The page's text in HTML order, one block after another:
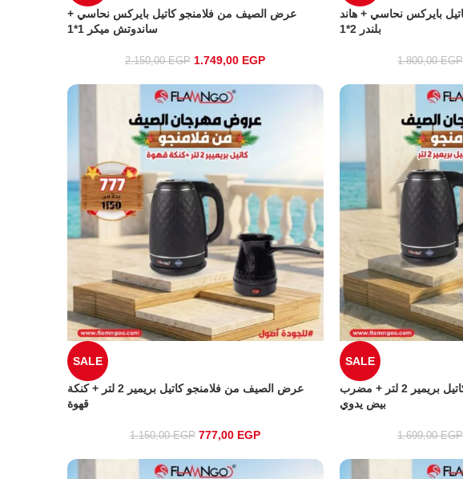
عرض الصيف من فلامنجو كاتيل بايركس نحاسي +
ساندوتش ميكر 1*1
2.150,00EGP 1.749,00 EGP
بايركس نحاسي + هاند
بلندر 2*1
1.800,00EGP
SALE
عرض الصيف من فلامنجو كاتيل بريمير 2 لتر + كنكة
قهوة
1.150,00EGP 777,00 EGP
SALE
عرض الصيف من فلامنجو كاتيل بريمير 2 لتر + مضرب
بيض يدوي
1.699,00EGP